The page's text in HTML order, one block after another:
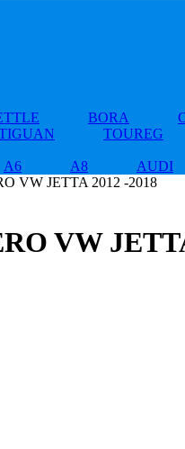
BORA
TOUREG
A6 A8 AUDI
VW JETTA 2012 -2018
VW